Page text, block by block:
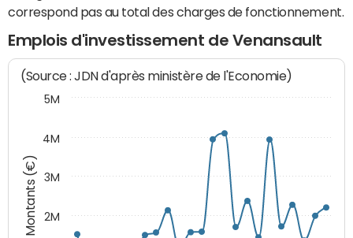
correspond pas au total des charges de fonctionnement.
Emplois d'investissement de Venansault
Montants (€)
(Source : JDN d'après ministère de l'Economie)
2M
3M
4M
5M